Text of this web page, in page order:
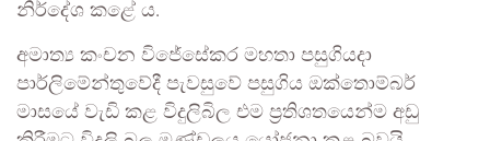
නිර්දේශ කළේ ය.
අමාත්‍ය කංචන විජේසේකර මහතා පසුගියදා
පාර්ලිමේන්තුවේදී පැවසුවේ පසුගිය ඔක්තොම්බර්
මාසයේ වැඩි කළ විදුලිබිල එම ප්‍රතිශතයෙන්ම අඩු